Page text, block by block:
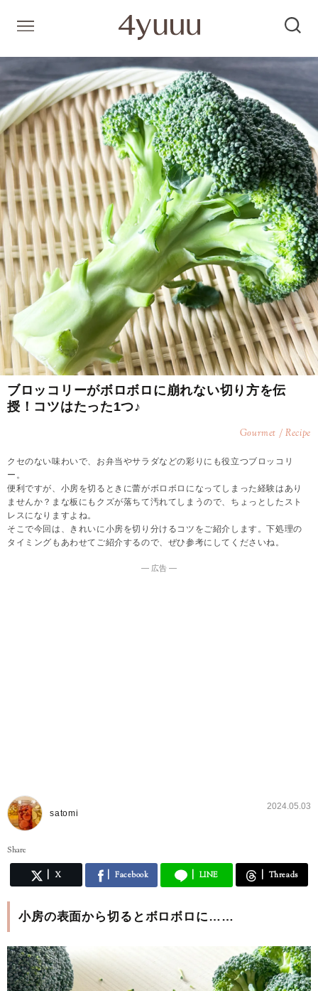
ブロッコリーがボロボロに崩れない切り方を伝
授！コツはたった1つ♪
Gourmet / Recipe
クセのない味わいで、お弁当やサラダなどの彩りにも役立つブロッコリ
ー。
便利ですが、小房を切るときに蕾がボロボロになってしまった経験はあり
ませんか？まな板にもクズが落ちて汚れてしまうので、ちょっとしたスト
レスになりますよね。
そこで今回は、きれいに小房を切り分けるコツをご紹介します。下処理の
タイミングもあわせてご紹介するので、ぜひ参考にしてくださいね。
― 広告 ―
satomi
2024.05.03
Share
X Facebook LINE Threads
小房の表面から切るとボロボロに……